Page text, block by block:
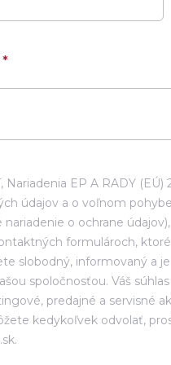
EP A RADY (EÚ)
údajov a o voľnom
nariadenie o ochrane údajov),
formulároch,
slobodný, informovaný a
spoločnosťou. Váš
predajné a servisné
kedykoľvek odvolať,